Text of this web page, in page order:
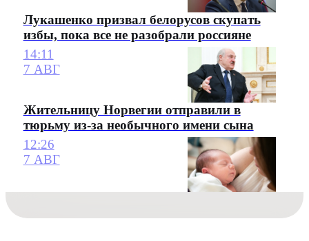
Лукашенко призвал белорусов скупать
избы, пока все не разобрали россияне
14:11
7 АВГ
Жительницу Норвегии отправили в
тюрьму из-за необычного имени сына
12:26
7 АВГ